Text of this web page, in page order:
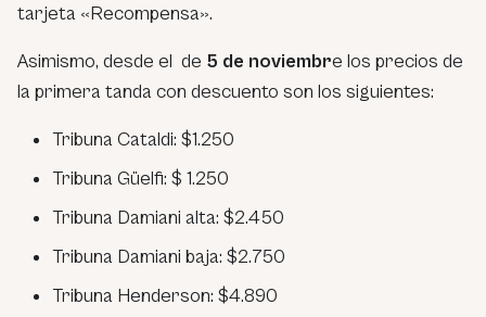
tarjeta «Recompensa».
Asimismo, desde el de 5 de noviembre los precios de
la primera tanda con descuento son los siguientes:
Tribuna Cataldi: $1.250
Tribuna Güelfi: $ 1.250
Tribuna Damiani alta: $2.450
Tribuna Damiani baja: $2.750
Tribuna Henderson: $4.890